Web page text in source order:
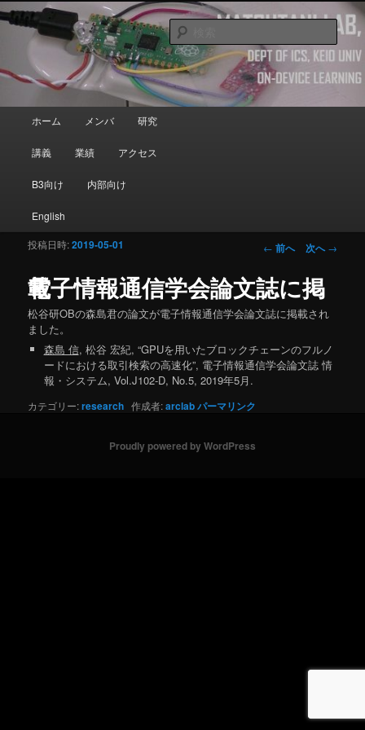
メインコンテンツへ移動
Matsutani Lab
Department of Information and Computer Science, Keio University
検
索
メインメニュー
ホーム メンバ 研究
講義 業績 アクセス
B3向け 内部向け
English
投稿ナビゲーシ
← 前へ 次へ→
電子情報通信学会論文誌に掲載
投稿日時:2019-05-01
松谷研OBの森島君の論文が電子情報通信学会論文誌に掲載され
ました。
森島 信, 松谷 宏紀, “GPUを用いたブロックチェーンのフルノ
ードにおける取引検索の高速化”, 電子情報通信学会論文誌 情
報・システム, Vol.J102-D, No.5, 2019年5月.
カテゴリー:research 作成者:arclabパーマリンク
Proudly powered by WordPress